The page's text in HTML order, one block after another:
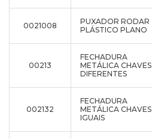
0021008
PUXADOR RODAR
PLÁSTICO PLANO
00213
FECHADURA
METÁLICA CHAVES
DIFERENTES
002132
FECHADURA
METÁLICA CHAVES
IGUAIS